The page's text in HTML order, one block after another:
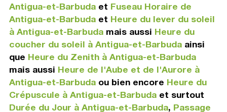
Antigua-et-Barbudaet Fuseau Horaire de
Antigua-et-Barbudaet Heure du lever du soleil
à Antigua-et-Barbudamais aussi Heure du
coucher du soleil à Antigua-et-Barbudaainsi
que Heure du Zenith à Antigua-et-Barbuda
mais aussi Heure de l'Aube et de l'Aurore à
Antigua-et-Barbudaou bien encore Heure du
Crépuscule à Antigua-et-Barbudaet surtout
Durée du Jour à Antigua-et-Barbuda, Passage